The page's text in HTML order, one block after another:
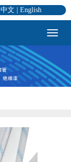
中文 |English